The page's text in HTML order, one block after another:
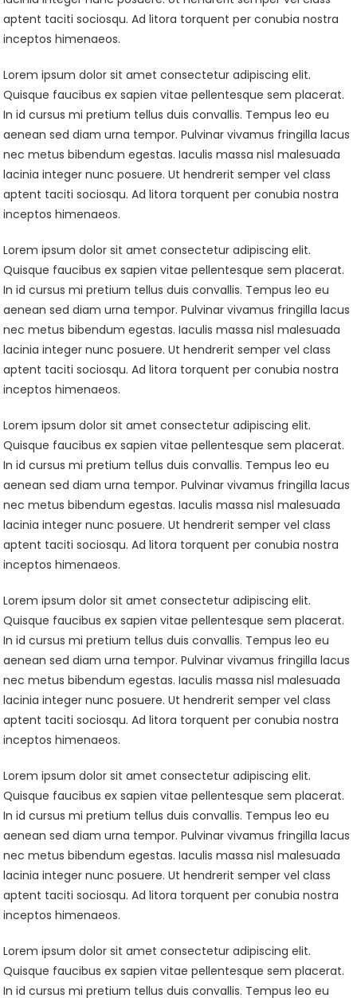
aptent taciti sociosqu. Ad litora torquent per conubia nostra
inceptos himenaeos.
Lorem ipsum dolor sit amet consectetur adipiscing elit.
Quisque faucibus ex sapien vitae pellentesque sem placerat.
In id cursus mi pretium tellus duis convallis. Tempus leo eu
aenean sed diam urna tempor. Pulvinar vivamus fringilla lacus
nec metus bibendum egestas. Iaculis massa nisl malesuada
lacinia integer nunc posuere. Ut hendrerit semper vel class
aptent taciti sociosqu. Ad litora torquent per conubia nostra
inceptos himenaeos.
Lorem ipsum dolor sit amet consectetur adipiscing elit.
Quisque faucibus ex sapien vitae pellentesque sem placerat.
In id cursus mi pretium tellus duis convallis. Tempus leo eu
aenean sed diam urna tempor. Pulvinar vivamus fringilla lacus
nec metus bibendum egestas. Iaculis massa nisl malesuada
lacinia integer nunc posuere. Ut hendrerit semper vel class
aptent taciti sociosqu. Ad litora torquent per conubia nostra
inceptos himenaeos.
Lorem ipsum dolor sit amet consectetur adipiscing elit.
Quisque faucibus ex sapien vitae pellentesque sem placerat.
In id cursus mi pretium tellus duis convallis. Tempus leo eu
aenean sed diam urna tempor. Pulvinar vivamus fringilla lacus
nec metus bibendum egestas. Iaculis massa nisl malesuada
lacinia integer nunc posuere. Ut hendrerit semper vel class
aptent taciti sociosqu. Ad litora torquent per conubia nostra
inceptos himenaeos.
Lorem ipsum dolor sit amet consectetur adipiscing elit.
Quisque faucibus ex sapien vitae pellentesque sem placerat.
In id cursus mi pretium tellus duis convallis. Tempus leo eu
aenean sed diam urna tempor. Pulvinar vivamus fringilla lacus
nec metus bibendum egestas. Iaculis massa nisl malesuada
lacinia integer nunc posuere. Ut hendrerit semper vel class
aptent taciti sociosqu. Ad litora torquent per conubia nostra
inceptos himenaeos.
Lorem ipsum dolor sit amet consectetur adipiscing elit.
Quisque faucibus ex sapien vitae pellentesque sem placerat.
In id cursus mi pretium tellus duis convallis. Tempus leo eu
aenean sed diam urna tempor. Pulvinar vivamus fringilla lacus
nec metus bibendum egestas. Iaculis massa nisl malesuada
lacinia integer nunc posuere. Ut hendrerit semper vel class
aptent taciti sociosqu. Ad litora torquent per conubia nostra
inceptos himenaeos.
Lorem ipsum dolor sit amet consectetur adipiscing elit.
Quisque faucibus ex sapien vitae pellentesque sem placerat.
In id cursus mi pretium tellus duis convallis. Tempus leo eu